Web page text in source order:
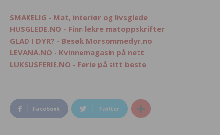
SMAKELIG - Mat, interiør og livsglede
HUSGLEDE.NO - Finn lekre matoppskrifter
GLAD I DYR? - Besøk Morsommedyr.no
LEVANA.NO - Kvinnemagasin på nett
LUKSUSFERIE.NO - Ferie på sitt beste
Facebook Twitter